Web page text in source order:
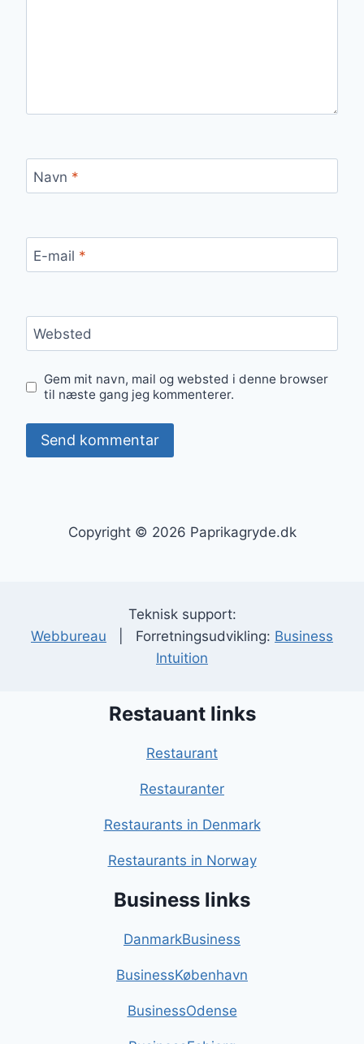
Navn *
E-mail *
Websted
Gem mit navn, mail og websted i denne browser
til næste gang jeg kommenterer.
Copyright © 2026 Paprikagryde.dk
Teknisk support:
Webbureau | Forretningsudvikling: Business
Intuition
Restauant links
Restaurant
Restauranter
Restaurants in Denmark
Restaurants in Norway
Business links
DanmarkBusiness
BusinessKøbenhavn
BusinessOdense